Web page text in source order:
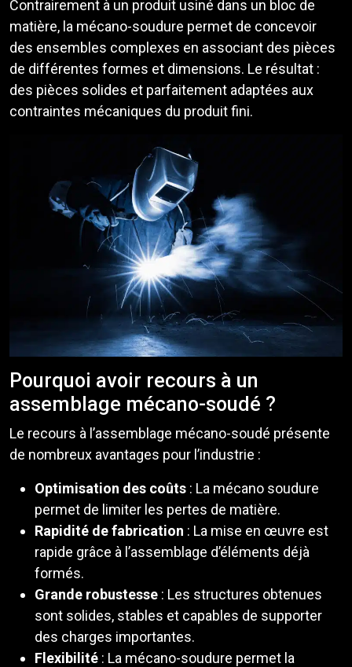
Contrairement à un produit usiné dans un bloc de
matière, la mécano-soudure permet de concevoir
des ensembles complexes en associant des pièces
de différentes formes et dimensions. Le résultat :
des pièces solides et parfaitement adaptées aux
contraintes mécaniques du produit fini.
Pourquoi avoir recours à un
assemblage mécano-soudé ?
Le recours à l’assemblage mécano-soudé présente
de nombreux avantages pour l’industrie :
Optimisation des coûts : La mécano soudure
permet de limiter les pertes de matière.
Rapidité de fabrication : La mise en œuvre est
rapide grâce à l’assemblage d’éléments déjà
formés.
Grande robustesse : Les structures obtenues
sont solides, stables et capables de supporter
des charges importantes.
Flexibilité : La mécano-soudure permet la